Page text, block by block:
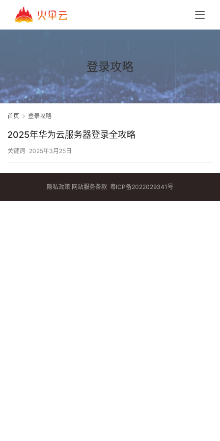
登录攻略
首页 登录攻略
2025年华为云服务器登录全攻略
关键词 2025年3月25日
隐私政策 网站服务条款 粤ICP备2022029341号